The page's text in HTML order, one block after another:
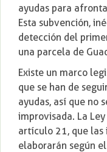
ayudas para
Esta subvención,
detección del
una parcela de
Existe un marco
que se han de
ayudas, así que no
improvisada. La
artículo 21, que las
elaborarán según